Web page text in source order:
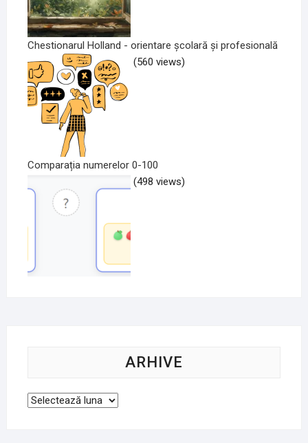
Chestionarul Holland - orientare școlară și profesională
(560 views)
Comparația numerelor 0-100
(498 views)
ARHIVE
Arhive